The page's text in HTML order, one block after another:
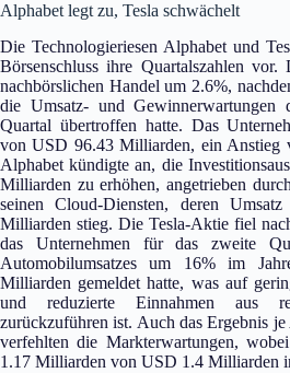
Alphabet legt zu, Tesla schwächelt
Die Technologieriesen Alphabet und
Börsenschluss ihre Quartalszahlen
nachbörslichen Handel um 2.6%,
die Umsatz- und
Quartal übertroffen hatte. Das
von USD 96.43 Milliarden, ein Anstieg
Alphabet kündigte an, die
Milliarden zu erhöhen, angetrieben
seinen Cloud-Diensten, deren
Milliarden stieg. Die Tesla-Aktie fiel
das Unternehmen für das zweite
Automobilumsatzes um 16% im
Milliarden gemeldet hatte, was auf
und reduzierte Einnahmen aus
zurückzuführen ist. Auch das Ergebnis
verfehlten die Markterwartungen,
1.17 Milliarden von USD 1.4 Milliarden